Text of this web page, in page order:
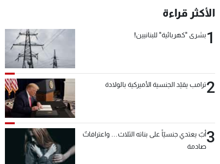
الأكثر قراءة
1بشرى "كهربائية" للبنانيين!
2ترامب يقيّد الجنسية الأميركية بالولادة
3أبٌ يعتدي جنسيّاً على بناته الثلاث… واعترافاتٌ
صادمة